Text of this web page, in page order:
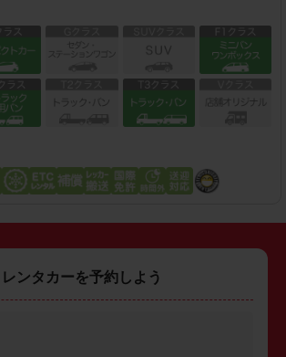
レンタカーを予約しよう